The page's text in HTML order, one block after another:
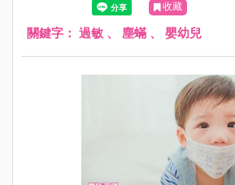
收藏
關鍵字： 過敏 、 塵蟎 、 嬰幼兒